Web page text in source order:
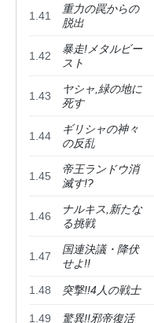
1.41
重力の罠からの
脱出
1.42
暴走!メタルビー
スト
1.43
ヤシャ,緑の地に
死す
1.44
ギリシャの神々
の反乱
1.45
帝王ランドウ消
滅す!?
1.46
ナルキス,新たな
る挑戦
1.47
国連決議・降伏
せよ!!
1.48 突撃!!4人の戦士
1.49 驚異!!邪帝復活